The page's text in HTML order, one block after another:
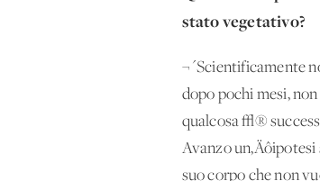
stato vegetativo?
¬´Scientificamente
dopo pochi mesi,
qualcosa √®
Avanzo
suo corpo che non